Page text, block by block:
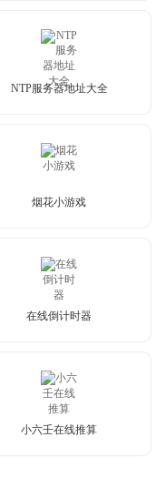
NTP服务器地址大全
烟花小游戏
在线倒计时器
小六壬在线推算